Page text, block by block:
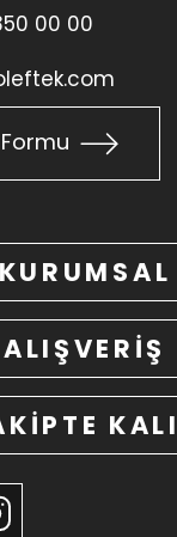
00 00
KURUMSAL
ALIŞVERİŞ